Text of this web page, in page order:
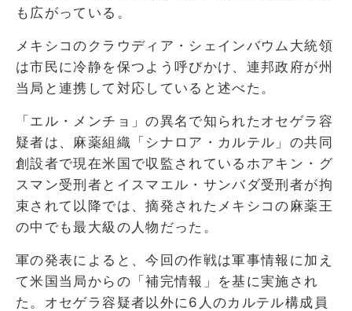
も広がっている。
メキシコのクラウディア・シェインバウム大統領
は市民に冷静を保つよう呼びかけ、連邦政府が州
当局と連携して対応していると述べた。
「エル・メンチョ」の異名で知られたオセゲラ容
疑者は、麻薬組織「シナロア・カルテル」の共同
創設者で現在米国で収監されているホアキン・グ
スマン受刑者とイスマエル・サンバダ受刑者が拘
束されて以降では、摘発されたメキシコの麻薬王
の中でも最大級の人物だった。
軍の発表によると、今回の作戦は軍事情報に加え
て米国当局からの「補完情報」を基に実施され
た。オセゲラ容疑者以外に6人のカルテル構成員